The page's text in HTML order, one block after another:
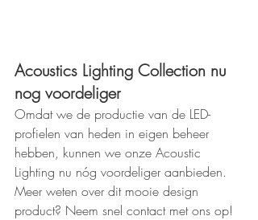
Acoustics Lighting Collection nu
nog voordeliger
Omdat we de productie van de LED-
profielen van heden in eigen beheer
hebben, kunnen we onze Acoustic
Lighting nu nóg voordeliger aanbieden.
Meer weten over dit mooie design
product? Neem snel contact met ons op!